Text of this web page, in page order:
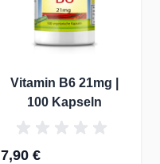
Vitamin B6 21mg |
100 Kapseln
7,90 €